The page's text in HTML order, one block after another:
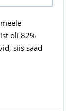
oli 82%
siis saad